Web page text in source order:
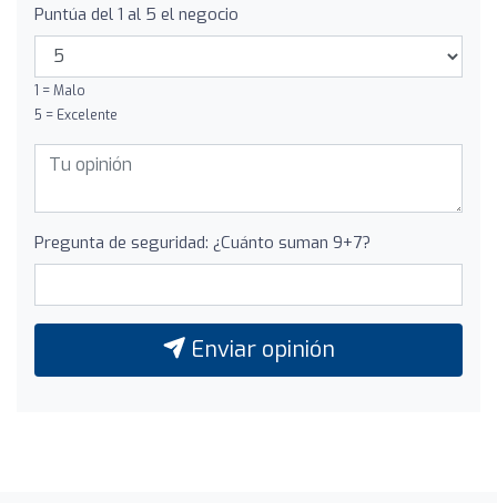
Puntúa del 1 al 5 el negocio
1 = Malo
5 = Excelente
Pregunta de seguridad: ¿Cuánto suman 9+7?
Enviar opinión